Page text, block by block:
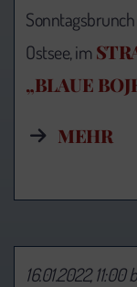
Ostsee, im
„BLAUE
MEHR
16.01.2022,